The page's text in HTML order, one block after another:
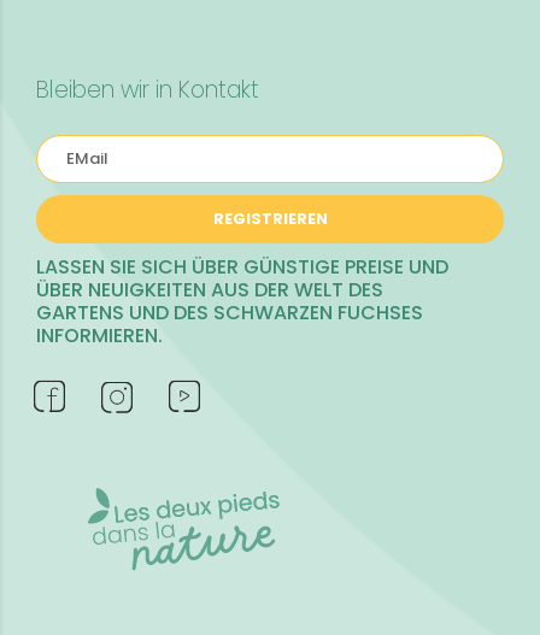
Bleiben wir in Kontakt
REGISTRIEREN
LASSEN SIE SICH ÜBER GÜNSTIGE PREISE UND
ÜBER NEUIGKEITEN AUS DER WELT DES
GARTENS UND DES SCHWARZEN FUCHSES
INFORMIEREN.